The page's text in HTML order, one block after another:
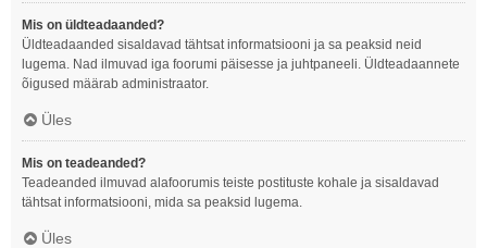
Mis on üldteadaanded?
Üldteadaanded sisaldavad tähtsat informatsiooni ja sa peaksid neid
lugema. Nad ilmuvad iga foorumi päisesse ja juhtpaneeli. Üldteadaannete
õigused määrab administraator.
Üles
Mis on teadeanded?
Teadeanded ilmuvad alafoorumis teiste postituste kohale ja sisaldavad
tähtsat informatsiooni, mida sa peaksid lugema.
Üles